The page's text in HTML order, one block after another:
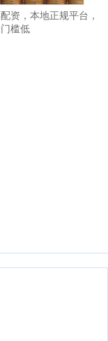
资，本地正规平台，
槛低